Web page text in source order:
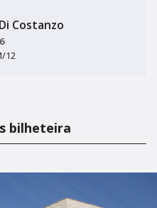
Costanzo
12
bilheteira